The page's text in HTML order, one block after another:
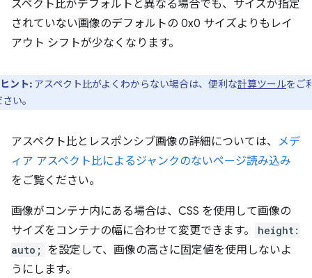
スペクト比がデフォルトと異なる場合でも、サイズが指定
されていない画像のデフォルトの 0x0 サイズよりもレイ
アウト シフトが少なくなります。
ヒント: アスペクト比がよくわからない場合は、便利な計算ツールをご
い。
アスペクト比とレスポンシブ画像の詳細については、 メデ
ィア アスペクト比によるジャンクのないページ読み込み
をご覧ください。
画像がコンテナ内にある場合は、CSS を使用して画像の
サイズをコンテナの幅に合わせて変更できます。
height:
auto;
を設定して、画像の高さに固定値を使用しないよ
うにします。